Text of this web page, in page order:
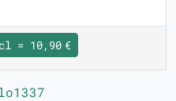
= 10,90 €